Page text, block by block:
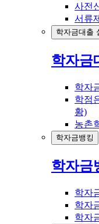
사전
서류
학자금대출
학자금
학자
학점
황)
농촌
학자금뱅킹
학자금
학자
학자
학자